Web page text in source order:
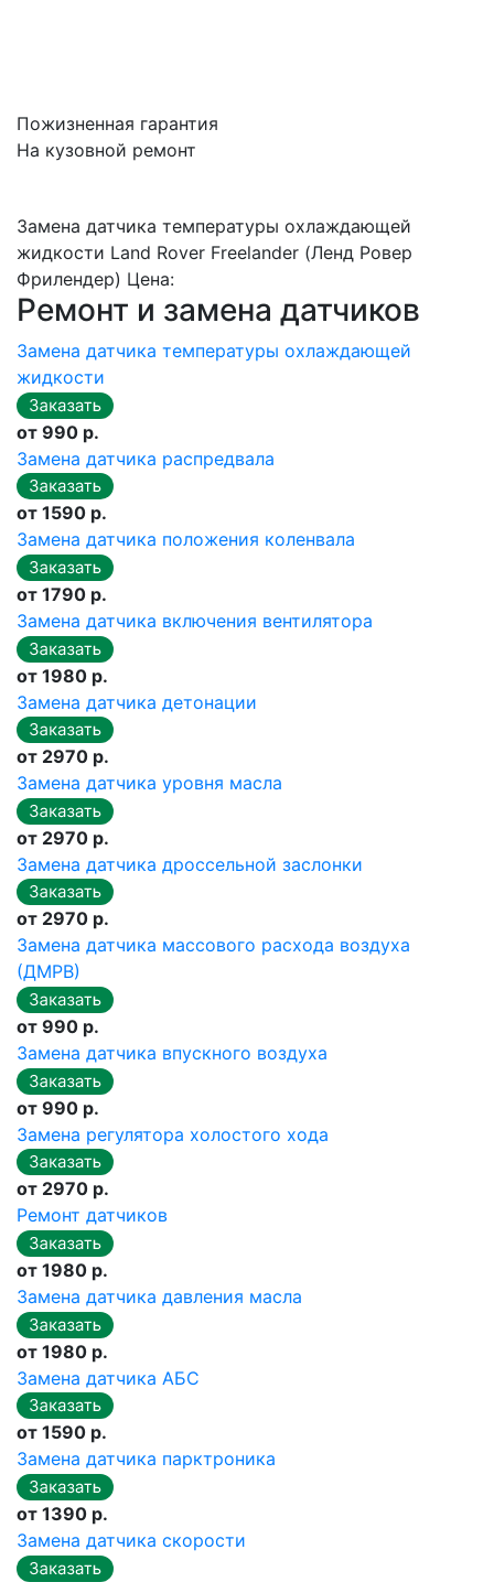
Пожизненная гарантия
На кузовной ремонт
Замена датчика температуры охлаждающей
жидкости Land Rover Freelander (Ленд Ровер
Фрилендер) Цена:
Ремонт и замена датчиков
Замена датчика температуры охлаждающей
жидкости
от 990 р.
Замена датчика распредвала
от 1590 р.
Замена датчика положения коленвала
от 1790 р.
Замена датчика включения вентилятора
от 1980 р.
Замена датчика детонации
от 2970 р.
Замена датчика уровня масла
от 2970 р.
Замена датчика дроссельной заслонки
от 2970 р.
Замена датчика массового расхода воздуха
(ДМРВ)
от 990 р.
Замена датчика впускного воздуха
от 990 р.
Замена регулятора холостого хода
от 2970 р.
Ремонт датчиков
от 1980 р.
Замена датчика давления масла
от 1980 р.
Замена датчика АБС
от 1590 р.
Замена датчика парктроника
от 1390 р.
Замена датчика скорости